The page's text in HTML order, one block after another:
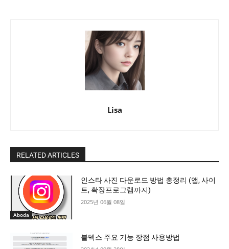
Lisa
RELATED ARTICLES
Aboda
인스타 사진 다운로드 방법 총정리 (앱, 사이
트, 확장프로그램까지)
2025년 06월 08일
블덱스 주요 기능 장점 사용방법